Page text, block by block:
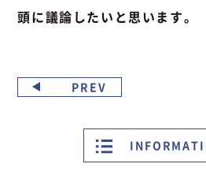
頭に議論したいと思います。
PREV